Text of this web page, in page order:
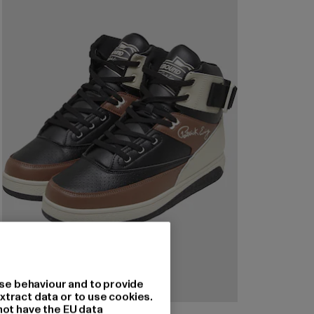
behaviour and to provide
data or to use cookies.
have the EU data